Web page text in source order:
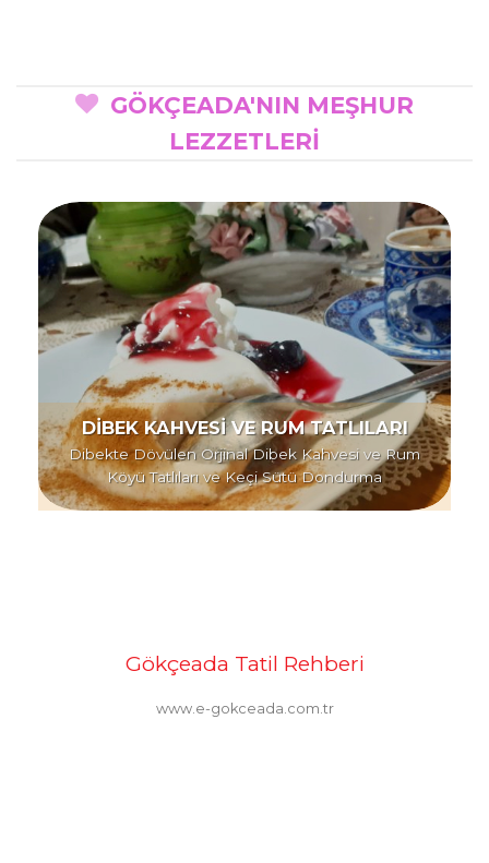
GÖKÇEADA'NIN MEŞHUR
LEZZETLERİ
DİBEK KAHVESİ VE RUM TATLILARI
Dibekte Dövülen Orjinal Dibek Kahvesi ve Rum
Köyü Tatlıları ve Keçi Sütü Dondurma
Gökçeada Tatil Rehberi
www.e-gokceada.com.tr